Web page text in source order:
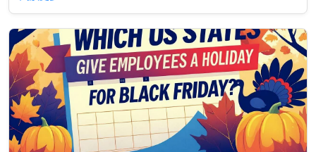
都自行設定公...